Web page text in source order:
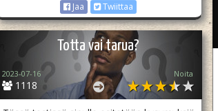
Jaa
Twiittaa
Totta vai tarua?
1118
2023-07-16 Noita